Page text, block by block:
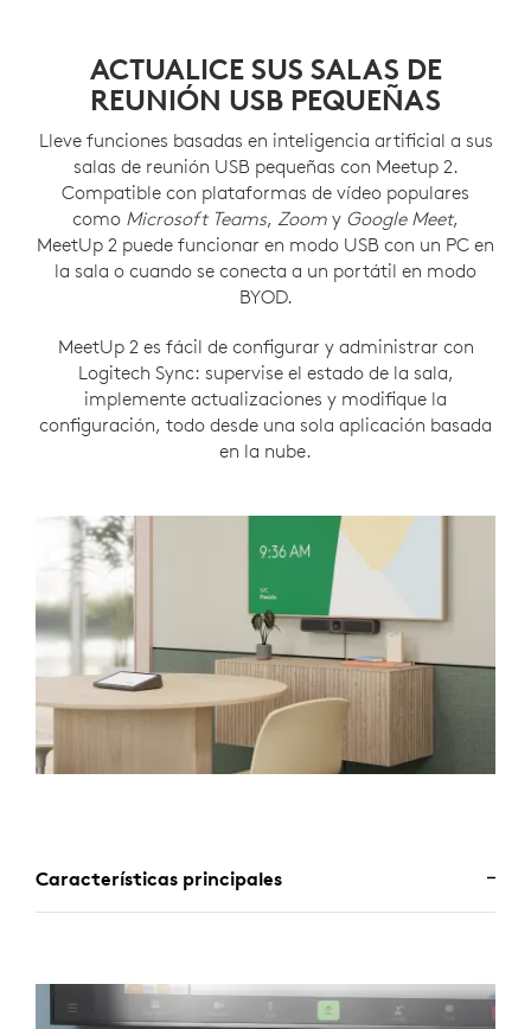
ACTUALICE SUS SALAS DE
REUNIÓN USB PEQUEÑAS
Lleve funciones basadas en inteligencia artificial a sus
salas de reunión USB pequeñas con Meetup 2.
Compatible con plataformas de vídeo populares
como Microsoft Teams, Zoom y Google Meet,
MeetUp 2 puede funcionar en modo USB con un PC en
la sala o cuando se conecta a un portátil en modo
BYOD.
MeetUp 2 es fácil de configurar y administrar con
Logitech Sync: supervise el estado de la sala,
implemente actualizaciones y modifique la
configuración, todo desde una sola aplicación basada
en la nube.
Características principales